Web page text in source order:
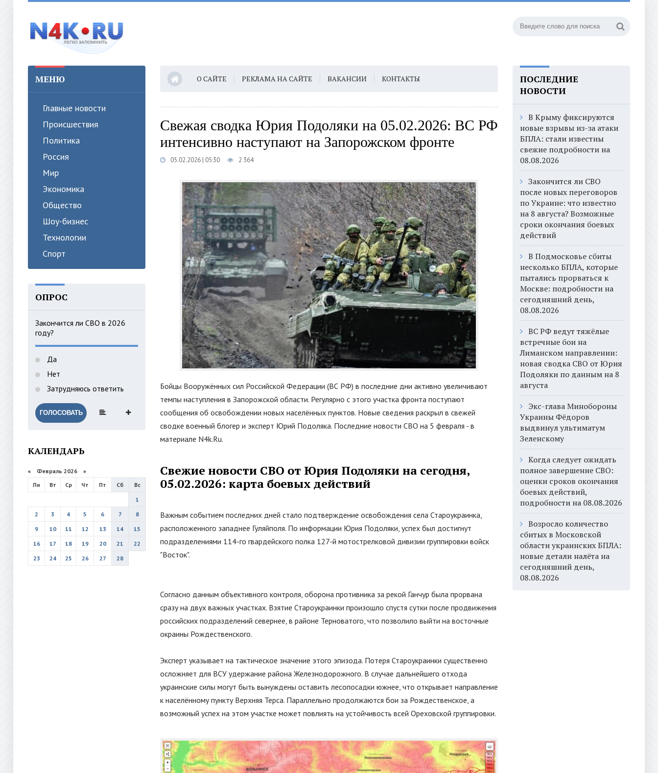
МЕНЮ
Главные новости
Происшествия
Политика
Россия
Мир
Экономика
Общество
Шоу-бизнес
Технологии
Спорт
ОПРОС
Закончится ли СВО в 2026
году?
Да
Нет
Затрудняюсь ответить
ГОЛОСОВАТЬ
КАЛЕНДАРЬ
« Февраль 2026 »
Пн
Вт Ср Чт Пт Сб
Вс
1
2
3 4 5 6 7
8
9
10 11 12 13 14
15
16
17 18 19 20 21
22
23
24 25 26 27 28
О САЙТЕ РЕКЛАМА НА САЙТЕ ВАКАНСИИ КОНТАКТЫ
Свежая сводка Юрия Подоляки на 05.02.2026: ВС РФ
интенсивно наступают на Запорожском фронте
05.02.2026 | 05:30 2 364
Бойцы Вооружённых сил Российской Федерации (ВС РФ) в последние дни активно увеличивают
темпы наступления в Запорожской области. Регулярно с этого участка фронта поступают
сообщения об освобождении новых населённых пунктов. Новые сведения раскрыл в свежей
сводке военный блогер и эксперт Юрий Подоляка. Последние новости СВО на 5 февраля - в
материале N4k.Ru.
Свежие новости СВО от Юрия Подоляки на сегодня,
05.02.2026: карта боевых действий
Важным событием последних дней стало подтверждение освобождения села Староукраинка,
расположенного западнее Гуляйполя. По информации Юрия Подоляки, успех был достигнут
подразделениями 114-го гвардейского полка 127-й мотострелковой дивизии группировки войск
"Восток".
Согласно данным объективного контроля, оборона противника за рекой Ганчур была прорвана
сразу на двух важных участках. Взятие Староукраинки произошло спустя сутки после продвижения
российских подразделений севернее, в районе Терноватого, что позволило выйти на восточные
окраины Рождественского.
Эксперт указывает на тактическое значение этого эпизода. Потеря Староукраинки существенно
осложняет для ВСУ удержание района Железнодорожного. В случае дальнейшего отхода
украинские силы могут быть вынуждены оставить лесопосадки южнее, что открывает направление
к населённому пункту Верхняя Терса. Параллельно продолжаются бои за Рождественское, а
возможный успех на этом участке может повлиять на устойчивость всей Ореховской группировки.
ПОСЛЕДНИЕ
НОВОСТИ
В Крыму фиксируются
новые взрывы из-за атаки
БПЛА: стали известны
свежие подробности на
08.08.2026
Закончится ли СВО
после новых переговоров
по Украине: что известно
на 8 августа? Возможные
сроки окончания боевых
действий
В Подмосковье сбиты
несколько БПЛА, которые
пытались прорваться к
Москве: подробности на
сегодняшний день,
08.08.2026
ВС РФ ведут тяжёлые
встречные бои на
Лиманском направлении:
новая сводка СВО от Юрия
Подоляки по данным на 8
августа
Экс-глава Минобороны
Украины Фёдоров
выдвинул ультиматум
Зеленскому
Когда следует ожидать
полное завершение СВО:
оценки сроков окончания
боевых действий,
подробности на 08.08.2026
Возросло количество
сбитых в Московской
области украинских БПЛА:
новые детали налёта на
сегодняшний день,
08.08.2026